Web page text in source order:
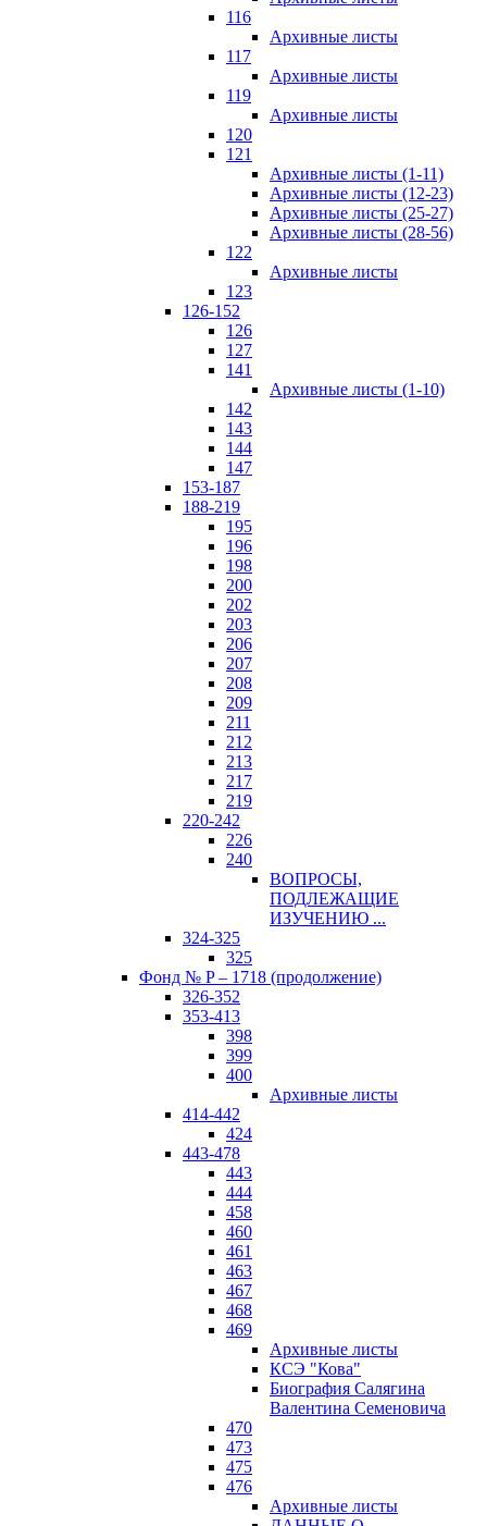
116
Архивные листы
117
Архивные листы
119
Архивные листы
120
121
Архивные листы (1-11)
Архивные листы (12-23)
Архивные листы (25-27)
Архивные листы (28-56)
122
Архивные листы
123
126-152
126
127
141
Архивные листы (1-10)
142
143
144
147
153-187
188-219
195
196
198
200
202
203
206
207
208
209
211
212
213
217
219
220-242
226
240
ВОПРОСЫ,
ПОДЛЕЖАЩИЕ
ИЗУЧЕНИЮ ...
324-325
325
Фонд № P – 1718 (продолжение)
326-352
353-413
398
399
400
Архивные листы
414-442
424
443-478
443
444
458
460
461
463
467
468
469
Архивные листы
КСЭ "Кова"
Биография Салягина
Валентина Семеновича
470
473
475
476
Архивные листы